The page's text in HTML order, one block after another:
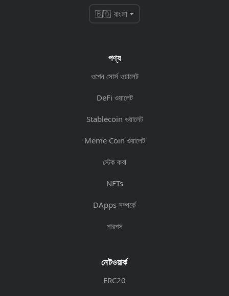
🇧🇩 বাংলা
পণ্য
ওপেন সোর্স ওয়ালেট
DeFi ওয়ালেট
Stablecoin ওয়ালেট
Meme Coin ওয়ালেট
স্টেক করা
NFTs
DApps সম্পর্কে
পারপস
নেটওয়ার্ক
ERC20